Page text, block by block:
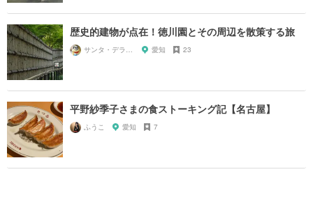
歴史的建物が点在！徳川園とその周辺を散策する旅
愛知 23
平野紗季子さまの食ストーキング記【名古屋】
ふうこ 愛知 7